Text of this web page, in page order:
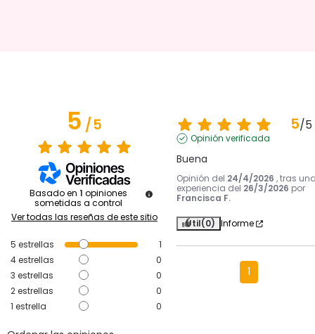
5/5
Basado en 1 opiniones
sometidas a control
Ver todas las reseñas de este sitio
5 estrellas
1
4estrellas
0
3 estrellas
0
2estrellas
0
1 estrella 0
5/5
Opinión verificada
Buena
Opinión del 24/4/2026 , tras
experiencia del 26/3/2026 por
Francisca F.
Útil(0) Informe
1